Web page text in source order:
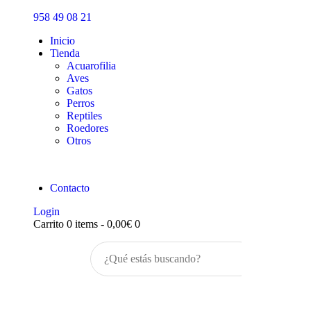
958 49 08 21
Inicio
Tienda
Acuarofilia
Aves
Gatos
Perros
Reptiles
Roedores
Otros
Contacto
Login
Carrito 0 items - 0,00€ 0
Inicio